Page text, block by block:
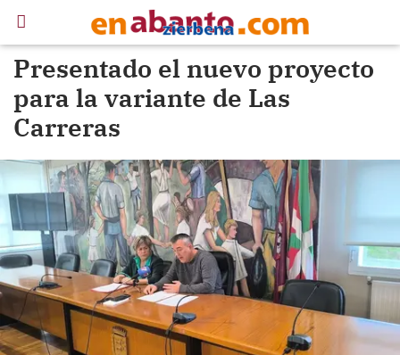
Presentado el nuevo proyecto
para la variante de Las
Carreras